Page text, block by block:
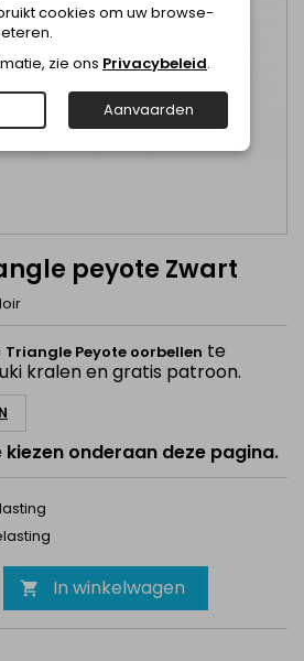
peyote Zwart
Triangle Peyote oorbellen te
kralen en gratis patroon.
onderaan deze pagina.
 In winkelwagen
cookies om uw browse-
zie ons Privacybeleid.
Aanvaarden